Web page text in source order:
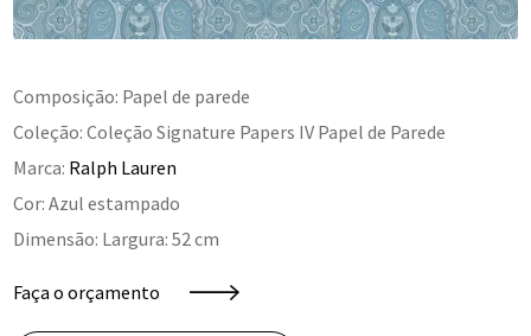
Composição: Papel de parede
Coleção: Coleção Signature Papers IV Papel de Parede
Marca: Ralph Lauren
Cor: Azul estampado
Dimensão: Largura: 52 cm
Faça o orçamento